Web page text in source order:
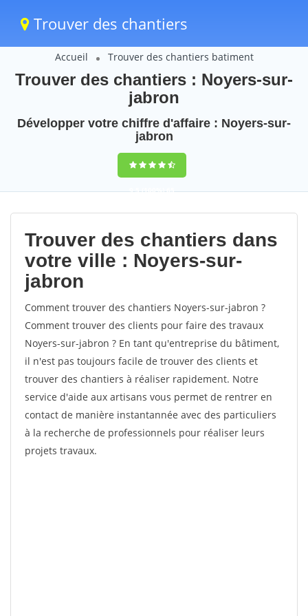
Trouver des chantiers
Accueil Trouver des chantiers batiment
Trouver des chantiers : Noyers-sur-
jabron
Développer votre chiffre d'affaire : Noyers-sur-
jabron
9,5(100%)65
votes
Trouver des chantiers dans
votre ville : Noyers-sur-
jabron
Comment trouver des chantiers Noyers-sur-jabron ?
Comment trouver des clients pour faire des travaux
Noyers-sur-jabron ? En tant qu'entreprise du bâtiment,
il n'est pas toujours facile de trouver des clients et
trouver des chantiers à réaliser rapidement. Notre
service d'aide aux artisans vous permet de rentrer en
contact de manière instantannée avec des particuliers
à la recherche de professionnels pour réaliser leurs
projets travaux.